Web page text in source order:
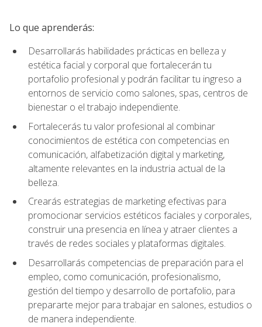
Lo que aprenderás:
Desarrollarás habilidades prácticas en belleza y
estética facial y corporal que fortalecerán tu
portafolio profesional y podrán facilitar tu ingreso a
entornos de servicio como salones, spas, centros de
bienestar o el trabajo independiente.
Fortalecerás tu valor profesional al combinar
conocimientos de estética con competencias en
comunicación, alfabetización digital y marketing,
altamente relevantes en la industria actual de la
belleza.
Crearás estrategias de marketing efectivas para
promocionar servicios estéticos faciales y corporales,
construir una presencia en línea y atraer clientes a
través de redes sociales y plataformas digitales.
Desarrollarás competencias de preparación para el
empleo, como comunicación, profesionalismo,
gestión del tiempo y desarrollo de portafolio, para
prepararte mejor para trabajar en salones, estudios o
de manera independiente.